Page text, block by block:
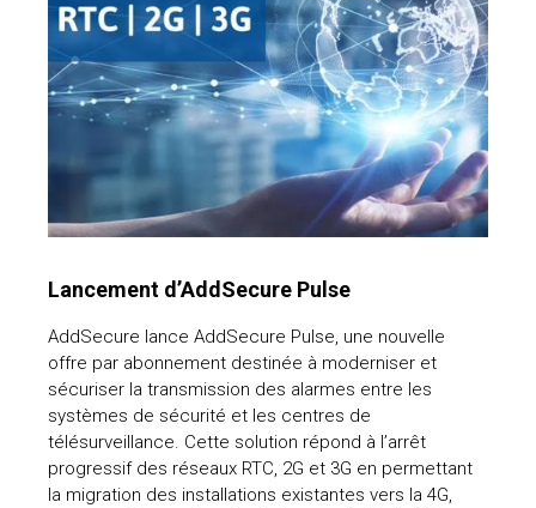
Lancement d’AddSecure Pulse
AddSecure lance AddSecure Pulse, une nouvelle
offre par abonnement destinée à moderniser et
sécuriser la transmission des alarmes entre les
systèmes de sécurité et les centres de
télésurveillance. Cette solution répond à l’arrêt
progressif des réseaux RTC, 2G et 3G en permettant
la migration des installations existantes vers la 4G,